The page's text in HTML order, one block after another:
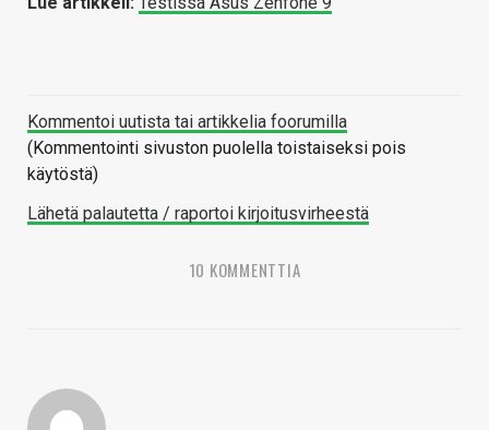
Kommentoi uutista tai artikkelia foorumilla
(Kommentointi sivuston puolella toistaiseksi pois
käytöstä)
Lähetä palautetta / raportoi kirjoitusvirheestä
10 KOMMENTTIA